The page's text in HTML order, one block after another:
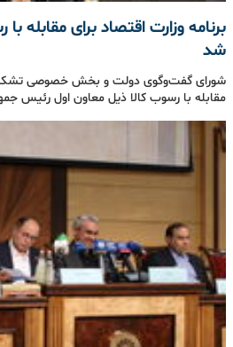
برنامه‌ وزارت اقتصاد برای مقابله
شد
شورای گفت‌وگوی دولت و بخش خصوصی
مقابله با رسوب کالا ذیل معاون اول رئیس